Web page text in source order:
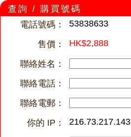
查詢 / 購買號碼
電話號碼：
53838633
售價： HK$2,888
聯絡姓名：
聯絡電話：
聯絡電郵：
你的 IP：
216.73.217.143